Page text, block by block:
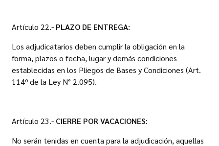
Artículo 22.- PLAZO DE ENTREGA:
Los adjudicatarios deben cumplir la obligación en la
forma, plazos o fecha, lugar y demás condiciones
establecidas en los Pliegos de Bases y Condiciones (Art.
114º de la Ley N° 2.095).
Artículo 23.- CIERRE POR VACACIONES:
No serán tenidas en cuenta para la adjudicación, aquellas